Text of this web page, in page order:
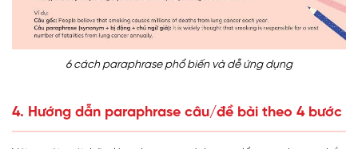
6 cách paraphrase phổ biến và dễ ứng dụng
4. Hướng dẫn paraphrase câu/đề bài theo 4 bước